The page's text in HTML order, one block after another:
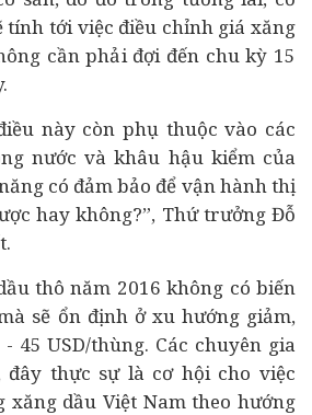
tính tới việc điều chỉnh giá xăng
cần phải đợi đến chu kỳ 15
này còn phụ thuộc vào các
nước và khâu hậu kiểm của
có đảm bảo để vận hành thị
hay không?”, Thứ trưởng Đỗ
thô năm 2016 không có biến
sẽ ổn định ở xu hướng giảm,
45 USD/thùng. Các chuyên gia
thực sự là cơ hội cho việc
dầu Việt Nam theo hướng